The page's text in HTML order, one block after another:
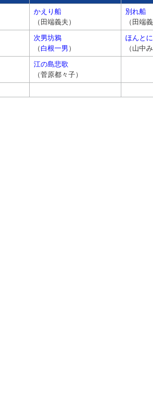
かえり船
（田端義夫）
別れ船
（田端
次男坊鴉
（白根一男 ）
ほんと
（山中
江の島悲歌
（菅原都々子）